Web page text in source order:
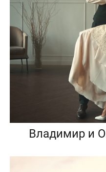
Владимир и